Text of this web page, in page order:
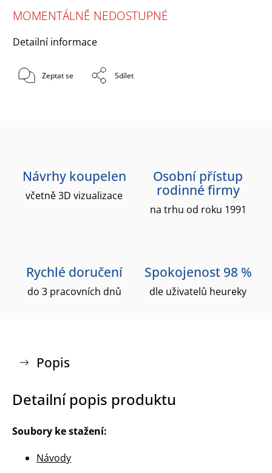
MOMENTÁLNĚ NEDOSTUPNÉ
Detailní informace
Zeptat se Sdílet
Návrhy koupelen
včetně 3D vizualizace
Osobní přístup
rodinné firmy
na trhu od roku 1991
Rychlé doručení
do 3 pracovních dnů
Spokojenost 98 %
dle uživatelů heureky
Popis
Detailní popis produktu
Soubory ke stažení:
Návody